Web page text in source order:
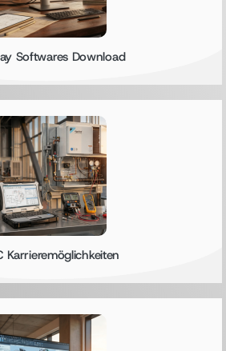
Softwares Download
Karrieremöglichkeiten